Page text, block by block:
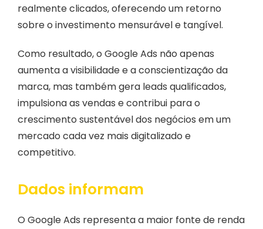
realmente clicados, oferecendo um retorno
sobre o investimento mensurável e tangível.
Como resultado, o Google Ads não apenas
aumenta a visibilidade e a conscientização da
marca, mas também gera leads qualificados,
impulsiona as vendas e contribui para o
crescimento sustentável dos negócios em um
mercado cada vez mais digitalizado e
competitivo.
Dados informam
O Google Ads representa a maior fonte de renda